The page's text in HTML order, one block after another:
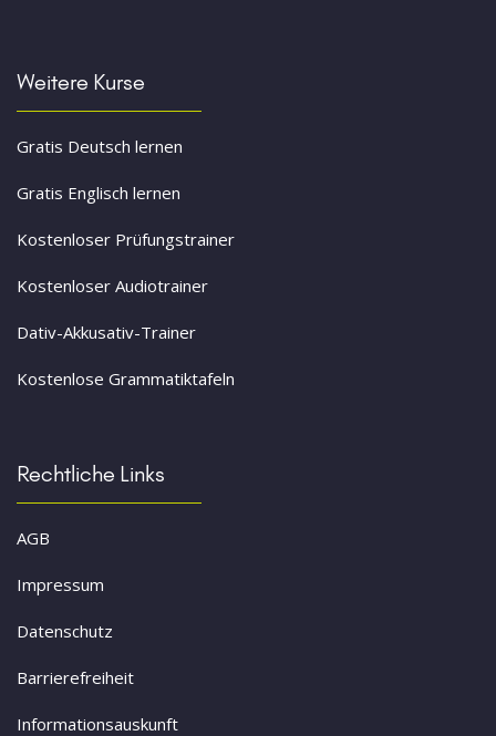
Weitere Kurse
Gratis Deutsch lernen
Gratis Englisch lernen
Kostenloser Prüfungstrainer
Kostenloser Audiotrainer
Dativ-Akkusativ-Trainer
Kostenlose Grammatiktafeln
Rechtliche Links
AGB
Impressum
Datenschutz
Barrierefreiheit
Informationsauskunft